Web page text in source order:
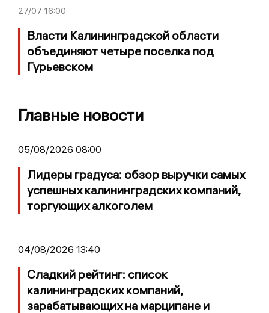
27/07 16:00
Власти Калининградской области
объединяют четыре поселка под
Гурьевском
Главные новости
05/08/2026 08:00
Лидеры градуса: обзор выручки самых
успешных калининградских компаний,
торгующих алкоголем
04/08/2026 13:40
Сладкий рейтинг: список
калининградских компаний,
зарабатывающих на марципане и